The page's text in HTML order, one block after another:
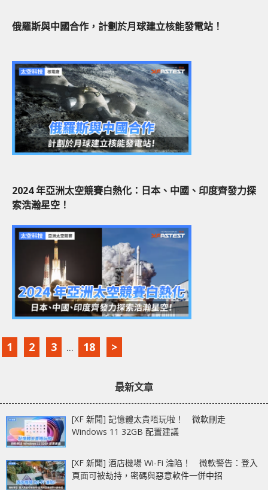
俄羅斯與中國合作，計劃於月球建立核能發電站！
2024 年亞洲太空競賽白熱化：日本、中國、印度齊發力探
索浩瀚星空！
1 2 3 ... 18 >
最新文章
[XF 新聞] 記憶體太貴唔玩啦！ 微軟刪走
Windows 11 32GB 配置建議
[XF 新聞] 酒店機場 Wi-Fi 淪陷！ 微軟警告：登入
頁面可被劫持，密碼與惡意軟件一併中招